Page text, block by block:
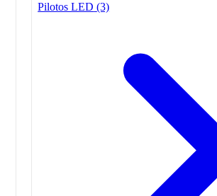
Pilotos LED (3)